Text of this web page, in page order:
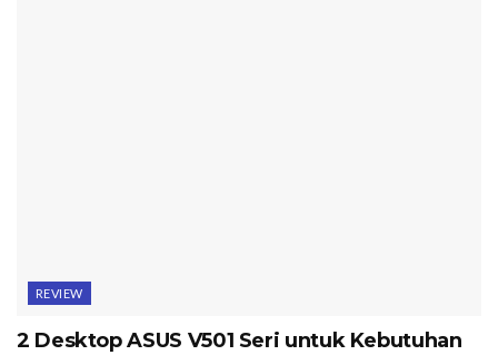
REVIEW
2 Desktop ASUS V501 Seri untuk Kebutuhan